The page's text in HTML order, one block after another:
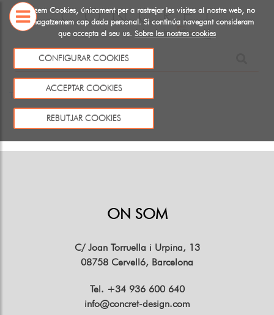
Utiltizem Cookies, únicament per a rastrejar les visites al nostre web, no
emmagatzemem cap dada personal. Si continúa navegant consideram
que accepta el seu us. Sobre les nostres cookies
CONFIGURAR COOKIES
ACCEPTAR COOKIES
REBUTJAR COOKIES
SOBRE
Aquest producte no existeix o no està a la venda
Tornar
ON SOM
C/ Joan Torruella i Urpina, 13
08758 Cervelló, Barcelona
Tel. +34 936 600 640
info@concret-design.com